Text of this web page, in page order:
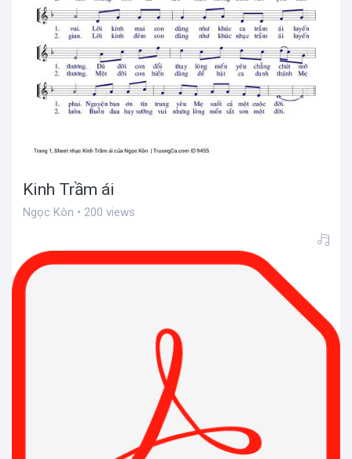
Kinh Trầm ái
Ngọc Kôn • 200 views